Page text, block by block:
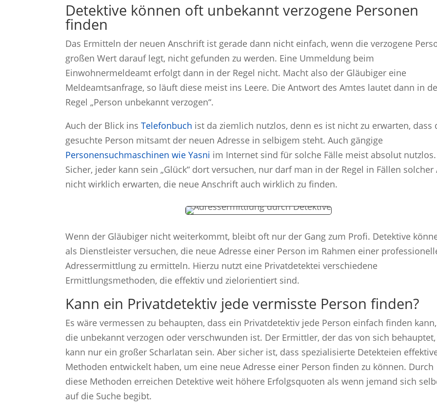
Detektive können oft unbekannt verzogene Personen
finden
Das Ermitteln der neuen Anschrift ist gerade dann nicht einfach, wenn die verzogene
großen Wert darauf legt, nicht gefunden zu werden. Eine Ummeldung beim
Einwohnermeldeamt erfolgt dann in der Regel nicht. Macht also der Gläubiger eine
Meldeamtsanfrage, so läuft diese meist ins Leere. Die Antwort des Amtes lautet dann in
Regel „Person unbekannt verzogen“.
Auch der Blick insTelefonbuch ist da ziemlich nutzlos, denn es ist nicht zu erwarten, dass
gesuchte Person mitsamt der neuen Adresse in selbigem steht. Auch gängige
Personensuchmaschinen wie Yasni im Internet sind für solche Fälle meist absolut nutzlos.
Sicher, jeder kann sein „Glück“ dort versuchen, nur darf man in der Regel in Fällen solcher
nicht wirklich erwarten, die neue Anschrift auch wirklich zu finden.
Wenn der Gläubiger nicht weiterkommt, bleibt oft nur der Gang zum Profi. Detektive
als Dienstleister versuchen, die neue Adresse einer Person im Rahmen einer
Adressermittlung zu ermitteln. Hierzu nutzt eine Privatdetektei verschiedene
Ermittlungsmethoden, die effektiv und zielorientiert sind.
Kann ein Privatdetektiv jede vermisste Person finden?
Es wäre vermessen zu behaupten, dass ein Privatdetektiv jede Person einfach finden kann,
die unbekannt verzogen oder verschwunden ist. Der Ermittler, der das von sich behauptet,
kann nur ein großer Scharlatan sein. Aber sicher ist, dass spezialisierte Detekteien
Methoden entwickelt haben, um eine neue Adresse einer Person finden zu können. Durch
diese Methoden erreichen Detektive weit höhere Erfolgsquoten als wenn jemand sich
auf die Suche begibt.